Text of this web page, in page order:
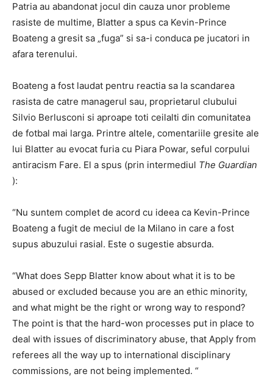
Patria au abandonat jocul din cauza unor probleme
rasiste de multime, Blatter a spus ca Kevin-Prince
Boateng a gresit sa „fuga” si sa-i conduca pe jucatori in
afara terenului.
Boateng a fost laudat pentru reactia sa la scandarea
rasista de catre managerul sau, proprietarul clubului
Silvio Berlusconi si aproape toti ceilalti din comunitatea
de fotbal mai larga. Printre altele, comentariile gresite ale
lui Blatter au evocat furia cu Piara Powar, seful corpului
antiracism Fare. El a spus (prin intermediul The Guardian
):
“Nu suntem complet de acord cu ideea ca Kevin-Prince
Boateng a fugit de meciul de la Milano in care a fost
supus abuzului rasial. Este o sugestie absurda.
“What does Sepp Blatter know about what it is to be
abused or excluded because you are an ethic minority,
and what might be the right or wrong way to respond?
The point is that the hard-won processes put in place to
deal with issues of discriminatory abuse, that Apply from
referees all the way up to international disciplinary
commissions, are not being implemented. “